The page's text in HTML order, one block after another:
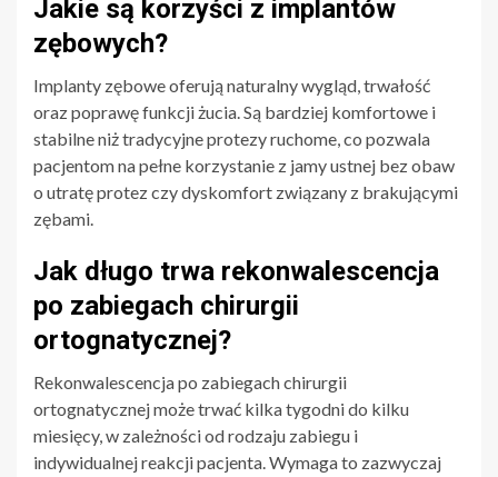
Jakie są korzyści z implantów
zębowych?
Implanty zębowe oferują naturalny wygląd, trwałość
oraz poprawę funkcji żucia. Są bardziej komfortowe i
stabilne niż tradycyjne protezy ruchome, co pozwala
pacjentom na pełne korzystanie z jamy ustnej bez obaw
o utratę protez czy dyskomfort związany z brakującymi
zębami.
Jak długo trwa rekonwalescencja
po zabiegach chirurgii
ortognatycznej?
Rekonwalescencja po zabiegach chirurgii
ortognatycznej może trwać kilka tygodni do kilku
miesięcy, w zależności od rodzaju zabiegu i
indywidualnej reakcji pacjenta. Wymaga to zazwyczaj